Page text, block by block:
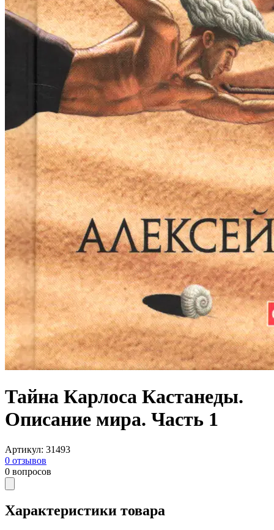
Тайна Карлоса Кастанеды.
Описание мира. Часть 1
Артикул: 31493
0 отзывов
0 вопросов
Характеристики товара